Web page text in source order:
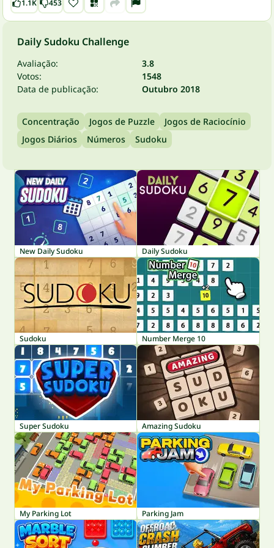
1.1K 453
Daily Sudoku Challenge
Avaliação:
3.8
Votos:
1548
Data de publicação:
Outubro 2018
Concentração Jogos de Puzzle
Jogos de Raciocínio
Jogos Diários
Números Sudoku
New Daily Sudoku Daily Sudoku
Sudoku Number Merge 10
Super Sudoku Amazing Sudoku
My Parking Lot Parking Jam